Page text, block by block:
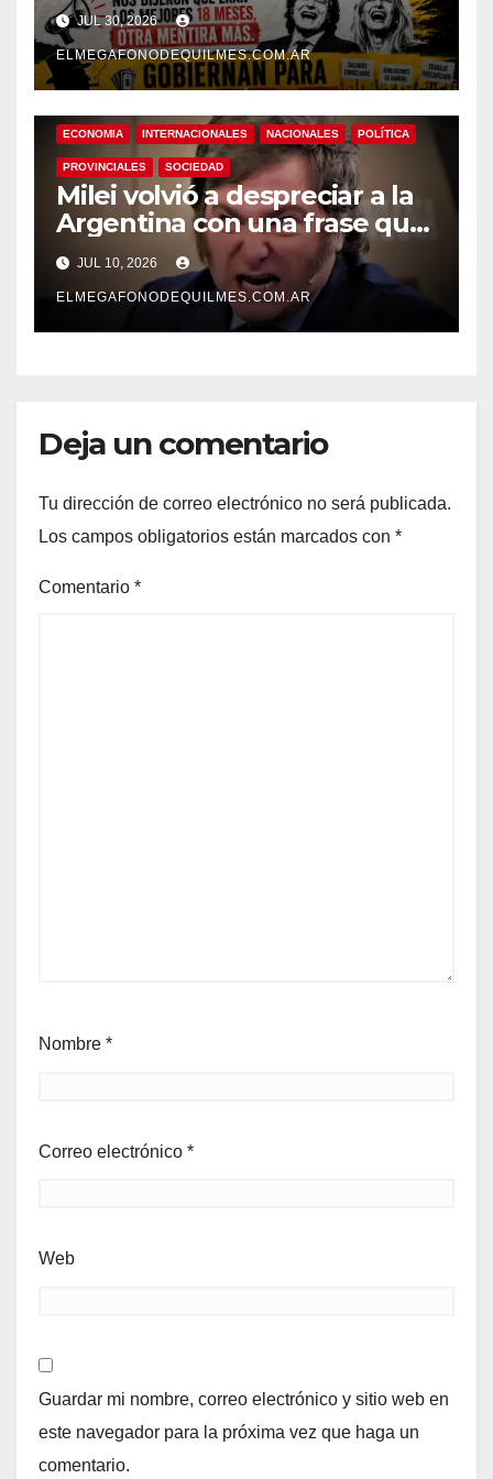
perdiendo: el ajuste no lo
paga la casta
JUL 30, 2026
ELMEGAFONODEQUILMES.COM.AR
ECONOMIA INTERNACIONALES NACIONALES POLÍTICA
PROVINCIALES SOCIEDAD
Milei volvió a despreciar a la
Argentina con una frase que
desató la indignación
JUL 10, 2026
ELMEGAFONODEQUILMES.COM.AR
Deja un comentario
Tu dirección de correo electrónico no será publicada.
Los campos obligatorios están marcados con *
Comentario *
Nombre *
Correo electrónico *
Web
Guardar mi nombre, correo electrónico y sitio web en
este navegador para la próxima vez que haga un
comentario.